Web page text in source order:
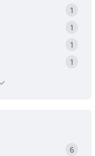
1
1
1
1
6